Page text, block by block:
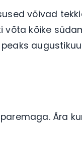
võivad
kõike
Ära